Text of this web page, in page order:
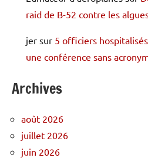
raid de B-52 contre les
jer sur 5 officiers
une conférence sans
Archives
août 2026
juillet 2026
juin 2026